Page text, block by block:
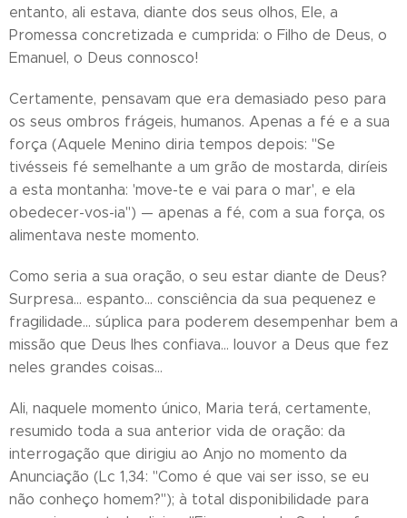
entanto, ali estava, diante dos seus olhos, Ele, a
Promessa concretizada e cumprida: o Filho de Deus, o
Emanuel, o Deus connosco!
Certamente, pensavam que era demasiado peso para
os seus ombros frágeis, humanos. Apenas a fé e a sua
força (Aquele Menino diria tempos depois: "Se
tivésseis fé semelhante a um grão de mostarda, diríeis
a esta montanha: 'move-te e vai para o mar', e ela
obedecer-vos-ia") — apenas a fé, com a sua força, os
alimentava neste momento.
Como seria a sua oração, o seu estar diante de Deus?
Surpresa… espanto… consciência da sua pequenez e
fragilidade… súplica para poderem desempenhar bem a
missão que Deus lhes confiava… louvor a Deus que fez
neles grandes coisas…
Ali, naquele momento único, Maria terá, certamente,
resumido toda a sua anterior vida de oração: da
interrogação que dirigiu ao Anjo no momento da
Anunciação (Lc 1,34: "Como é que vai ser isso, se eu
não conheço homem?"); à total disponibilidade para